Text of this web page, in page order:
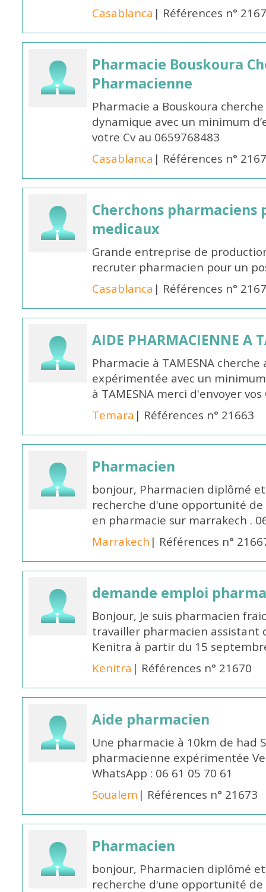
Casablanca | Références n°
Pharmacie Bouskoura
Pharmacienne
Pharmacie a Bouskoura
dynamique avec un minimum
votre Cv au 0659768483
Casablanca | Références n°
Cherchons
medicaux
Grande entreprise de
recruter pharmacien pour un
Casablanca | Références n°
AIDE PHARMACIENNE A
Pharmacie à TAMESNA
expérimentée avec un
à TAMESNA merci d'envoyer
Temara | Références n° 21663
Pharmacien
bonjour, Pharmacien diplômé
recherche d'une opportunité
en pharmacie sur marrakech .
Marrakech | Références n°
demande emploi
Bonjour, Je suis pharmacien
travailler pharmacien assistant
Kenitra à partir du 15
Kenitra | Références n° 21670
Aide pharmacien
Une pharmacie à 10km de had
pharmacienne expérimentée
WhatsApp : 06 61 05 70 61
Soualem | Références n° 21673
Pharmacien
bonjour, Pharmacien diplômé
recherche d'une opportunité